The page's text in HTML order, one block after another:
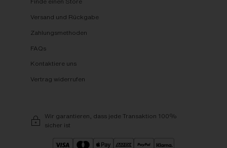
Finde einen Store
Versand und Rückgabe
Zahlungsmethoden
FAQs
Kontaktiere uns
Vertrag widerrufen
Wir garantieren, dass jede Transaktion 100%
sicher ist